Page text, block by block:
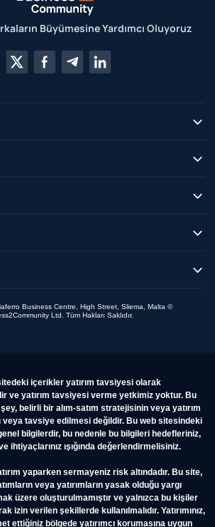
Büyümesine Yardımcı Oluyoruz
Business Centre, High Street, Sliema, Malta ©
Ltd. Tüm Hakları Saklıdır.
içerikler yatırım tavsiyesi olarak
ve yatırım tavsiyesi verme yetkimiz yoktur. Bu
belirli bir alım-satım stratejisinin veya yatırım
veya tavsiye edilmesi değildir. Bu web sitesindeki
bilgilerdir, bu nedenle bu bilgileri hedefleriniz,
ihtiyaçlarınız ışığında değerlendirmelisiniz.
yaparken sermayeniz risk altındadır. Bu site,
veya yatırımların yasak olduğu yargı
üzere oluşturulmamıştır ve yalnızca bu kişiler
izin verilen şekillerde kullanılmalıdır. Yatırımınız,
ettiğiniz bölgede yatırımcı korumasına uygun